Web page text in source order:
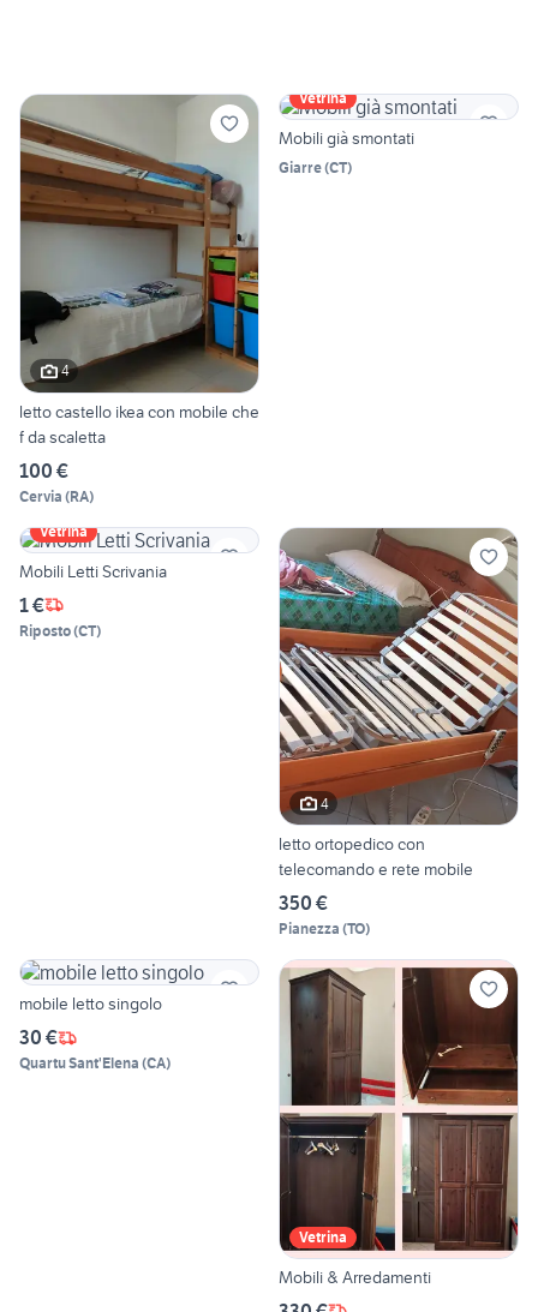
4
letto castello ikea con mobile che
f da scaletta
100 €
Cervia (RA)
Vetrina
Mobili già smontati
Giarre(CT)
Vetrina
Mobili Letti Scrivania
1 €
Riposto(CT)
4
letto ortopedico con
telecomando e rete mobile
350 €
Pianezza (TO)
mobile letto singolo
30 €
Quartu Sant'Elena (CA)
Vetrina
Mobili & Arredamenti